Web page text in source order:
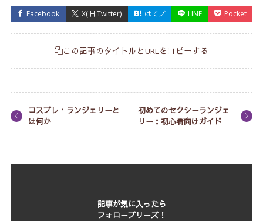
Facebook X(旧:Twitter) はてブ LINE Pocket
この記事のタイトルとURLをコピーする
コスプレ・ランジェリーと
は何か
初めてのセクシーランジェ
リー：初心者向けガイド
記事が気に入ったら
フォロープリーズ！